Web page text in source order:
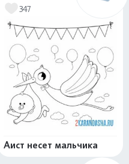
347
Аист несет мальчика